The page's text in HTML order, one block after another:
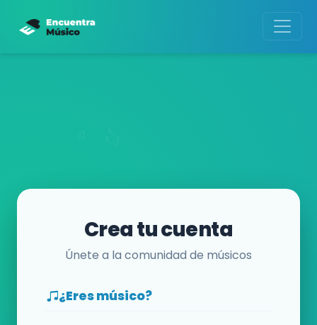
Crea tu cuenta
Únete a la comunidad de músicos
¿Eres músico?